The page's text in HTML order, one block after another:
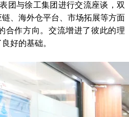
团与徐工集团进行交流座谈，双
、海外仓平台、市场拓展等方面
合作方向。交流增进了彼此的理
好的基础。